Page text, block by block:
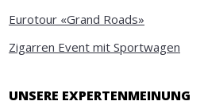
Eurotour «Grand Roads»
Zigarren Event mit Sportwagen
UNSERE EXPERTENMEINUNG